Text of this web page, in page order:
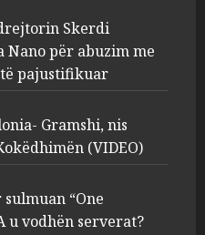
Gramshi, nis
penal për Koço
(VIDEO)
2025
Persona të maskuar
“One Albania”,
u fsheh. A u vodhën
2025
Skerdi
Nano për abuzim me
pajustifikuar
Gramshi, nis
(VIDEO)
“One
u vodhën serverat?